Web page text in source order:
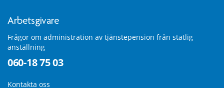
Arbetsgivare
Frågor om administration av tjänstepension från statlig
anställning
060-18 75 03
Kontakta oss